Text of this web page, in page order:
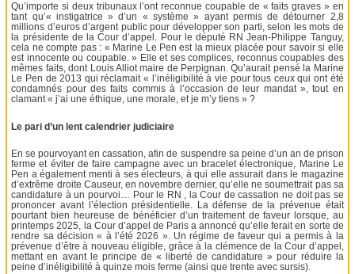
Qu’importe si deux tribunaux l’ont reconnue coupable de « faits graves » en
tant qu’« instigatrice » d’un « système » ayant permis de détourner 2,8
millions d’euros d’argent public pour développer son parti, selon les mots de
la présidente de la Cour d’appel. Pour le député RN Jean-Philippe Tanguy,
cela ne compte pas : « Marine Le Pen est la mieux placée pour savoir si elle
est innocente ou coupable. » Elle et ses complices, reconnus coupables des
mêmes faits, dont Louis Alliot maire de Perpignan. Qu’aurait pensé la Marine
Le Pen de 2013 qui réclamait « l’inéligibilité à vie pour tous ceux qui ont été
condamnés pour des faits commis à l’occasion de leur mandat », tout en
clamant « j’ai une éthique, une morale, et je m’y tiens » ?
Le pari d’un lent calendrier judiciaire
En se pourvoyant en cassation, afin de suspendre sa peine d’un an de prison
ferme et éviter de faire campagne avec un bracelet électronique, Marine Le
Pen a également menti à ses électeurs, à qui elle assurait dans le magazine
d’extrême droite Causeur, en novembre dernier, qu’elle ne soumettrait pas sa
candidature à un pourvoi… Pour le RN , la Cour de cassation ne doit pas se
prononcer avant l’élection présidentielle. La défense de la prévenue était
pourtant bien heureuse de bénéficier d’un traitement de faveur lorsque, au
printemps 2025, la Cour d’appel de Paris a annoncé qu’elle ferait en sorte de
rendre sa décision « à l’été 2026 ». Un régime de faveur qui a permis à la
prévenue d’être à nouveau éligible, grâce à la clémence de la Cour d’appel,
mettant en avant le principe de « liberté de candidature » pour réduire la
peine d’inéligibilité à quinze mois ferme (ainsi que trente avec sursis).